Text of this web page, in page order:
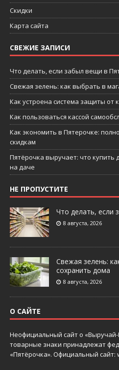
Скидки
Карта сайта
СВЕЖИЕ ЗАПИСИ
Что делать, если забыл вещи в
Свежая зелень: как выбрать в
Как устроена система защиты от
Как пользоваться кассой
Как экономить в Пятерочке:
скидкам
Пятёрочка выручает: что купить
на даче
НЕ ПРОПУСТИТЕ
Что делать, если
8 августа, 2026
Свежая зелень:
сохранить дома
8 августа, 2026
О САЙТЕ
Неофициальный сайт о «Выручай-
товарные знаки принадлежат
«Пятёрочка». Официальный сайт: